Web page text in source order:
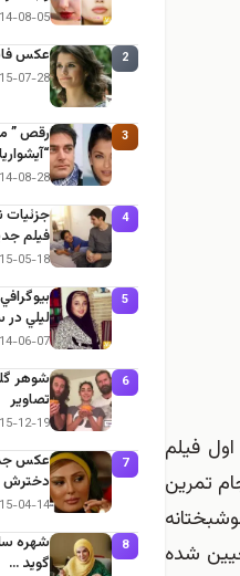
فیلم
تمرین
شده
08-05
2 عکس
07-28
3
رقص ”
08-28
4
جزئيات
فیلم
عکس
05-18
5
ليلي در ستايش
06-07
6
شوهر
تصاوير
12-19
7
عكس
دخترش
04-14
8
شهره
گويد …